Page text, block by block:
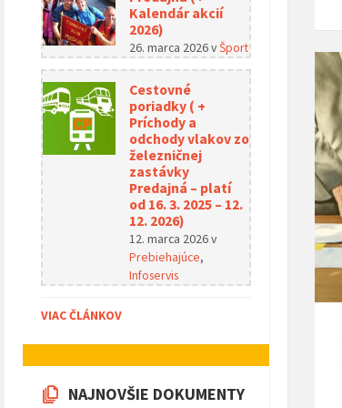
Kalendár akcií
2026)
26. marca 2026vŠport
Cestovné
poriadky ( +
Príchody a
odchody vlakov zo
železničnej
zastávky
Predajná – platí
od 16. 3. 2025 – 12.
12. 2026)
12. marca 2026v
Prebiehajúce,
Infoservis
VIAC ČLÁNKOV
NAJNOVŠIE DOKUMENTY